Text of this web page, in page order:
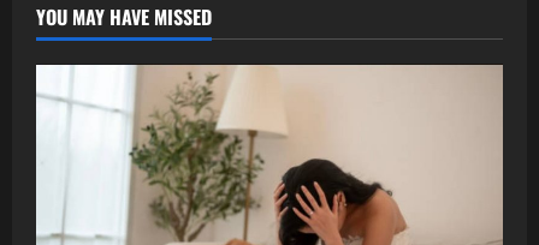
YOU MAY HAVE MISSED